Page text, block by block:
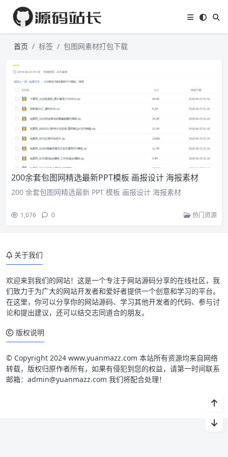
首页 标签 包图网素材打包下载
200余套包图网精选最新PPT模板 画报设计 海报素材
200 余套包图网精选最新 PPT 模板 画报设计 海报素材
1,076 0 热门资源
关于我们
欢迎来到我们的网站！这是一个专注于网站源码分享的在线社区，我
们致力于为广大的网站开发者和爱好者提供一个创意和学习的平台。
在这里，你可以分享你的网站源码、学习其他开发者的代码、参与讨
论和提出建议，还可以结交志同道合的朋友。
版权说明
© Copyright 2024 www.yuanmazz.com 本站所有资源均来自网络
转载，版权归原作者所有，如果有侵犯到您的权益，请第一时间联系
邮箱：admin@yuanmazz.com 我们将配合处理！